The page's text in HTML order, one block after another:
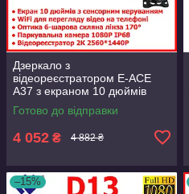
Дзеркало з
відеореєстратором E-ACE
A37 з екраном 10 дюймів
2.5K 1440P Wi-Fi + задня
камера паркування 1080P 6
Готово до відправки
4 052 ₴ 4 882 ₴
–15%